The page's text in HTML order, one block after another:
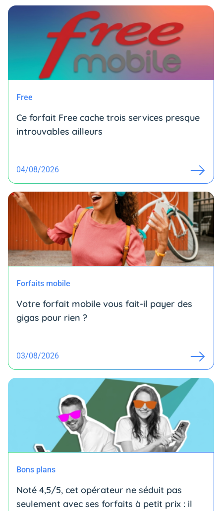
Free
Ce forfait Free cache trois services presque
introuvables ailleurs
04/08/2026
Forfaits mobile
Votre forfait mobile vous fait-il payer des
gigas pour rien ?
03/08/2026
Bons plans
Noté 4,5/5, cet opérateur ne séduit pas
seulement avec ses forfaits à petit prix : il